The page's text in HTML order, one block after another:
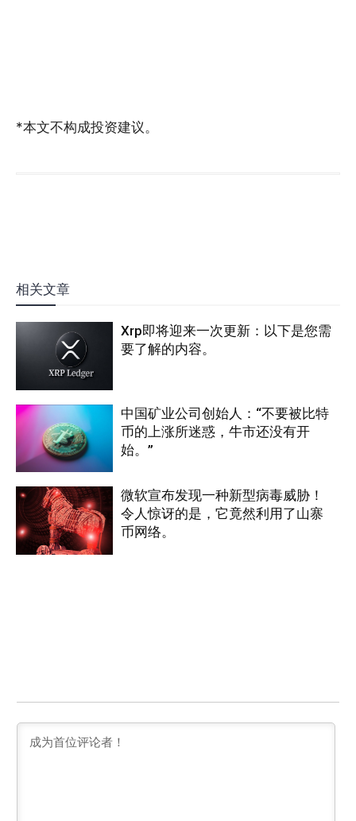
*本文不构成投资建议。
相关文章
Xrp即将迎来一次更新：以下是您需
要了解的内容。
中国矿业公司创始人：“不要被比特
币的上涨所迷惑，牛市还没有开
始。”
微软宣布发现一种新型病毒威胁！
令人惊讶的是，它竟然利用了山寨
币网络。